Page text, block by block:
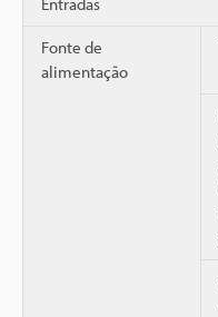
Fonte de
alimentação